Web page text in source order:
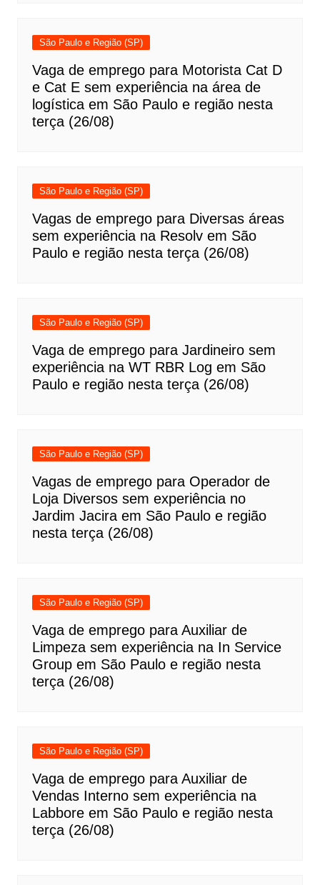
São Paulo e Região (SP)
Vaga de emprego para Motorista Cat D
e Cat E sem experiência na área de
logística em São Paulo e região nesta
terça (26/08)
São Paulo e Região (SP)
Vagas de emprego para Diversas áreas
sem experiência na Resolv em São
Paulo e região nesta terça (26/08)
São Paulo e Região (SP)
Vaga de emprego para Jardineiro sem
experiência na WT RBR Log em São
Paulo e região nesta terça (26/08)
São Paulo e Região (SP)
Vagas de emprego para Operador de
Loja Diversos sem experiência no
Jardim Jacira em São Paulo e região
nesta terça (26/08)
São Paulo e Região (SP)
Vaga de emprego para Auxiliar de
Limpeza sem experiência na In Service
Group em São Paulo e região nesta
terça (26/08)
São Paulo e Região (SP)
Vaga de emprego para Auxiliar de
Vendas Interno sem experiência na
Labbore em São Paulo e região nesta
terça (26/08)